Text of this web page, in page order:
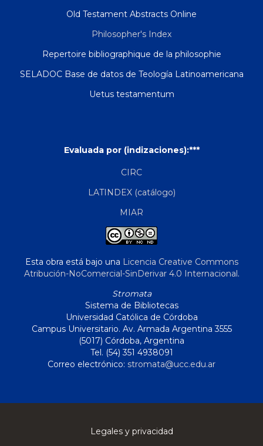
Old Testament Abstracts Online
Philosopher's Index
Repertoire bibliographique de la philosophie
SELADOC Base de datos de Teología Latinoamericana
Uetus testamentum
Evaluada por (indizaciones):***
CIRC
LATINDEX (catálogo)
MIAR
Esta obra está bajo una Licencia Creative Commons
Atribución-NoComercial-SinDerivar 4.0 Internacional.
Stromata
Sistema de Bibliotecas
Universidad Católica de Córdoba
Campus Universitario. Av. Armada Argentina 3555
(5017) Córdoba, Argentina
Tel. (54) 351 4938091
Correo electrónico: stromata@ucc.edu.ar
Legales y privacidad